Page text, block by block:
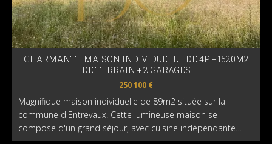
CHARMANTE MAISON INDIVIDUELLE DE 4P + 1520M2
DE TERRAIN + 2 GARAGES
250 100 €
Magnifique maison individuelle de 89m2 située sur la
commune d'Entrevaux. Cette lumineuse maison se
compose d'un grand séjour, avec cuisine indépendante…